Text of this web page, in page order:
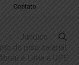
Contato
Juridico
do piso salarial,
e Lima e UPE